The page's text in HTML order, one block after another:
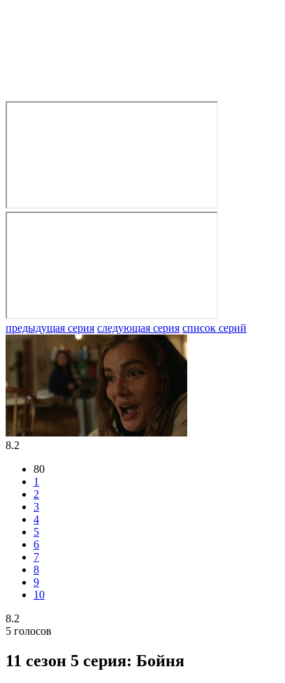
предыдущая серия следующая серия список серий
8.2
80
1
2
3
4
5
6
7
8
9
10
8.2
5 голосов
11 сезон 5 серия: Бойня